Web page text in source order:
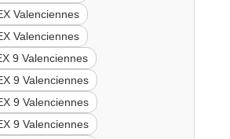
Valenciennes
Valenciennes
9 Valenciennes
9 Valenciennes
9 Valenciennes
9 Valenciennes